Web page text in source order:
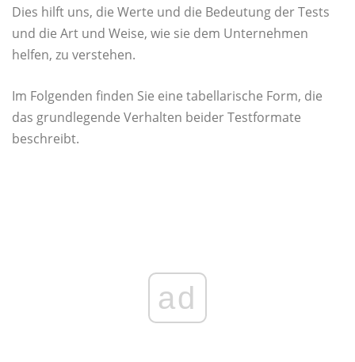
Dies hilft uns, die Werte und die Bedeutung der Tests
und die Art und Weise, wie sie dem Unternehmen
helfen, zu verstehen.
Im Folgenden finden Sie eine tabellarische Form, die
das grundlegende Verhalten beider Testformate
beschreibt.
ad